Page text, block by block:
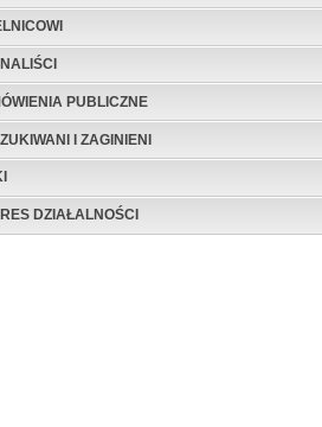
PUBLICZNE
I ZAGINIENI
DZIAŁALNOŚCI